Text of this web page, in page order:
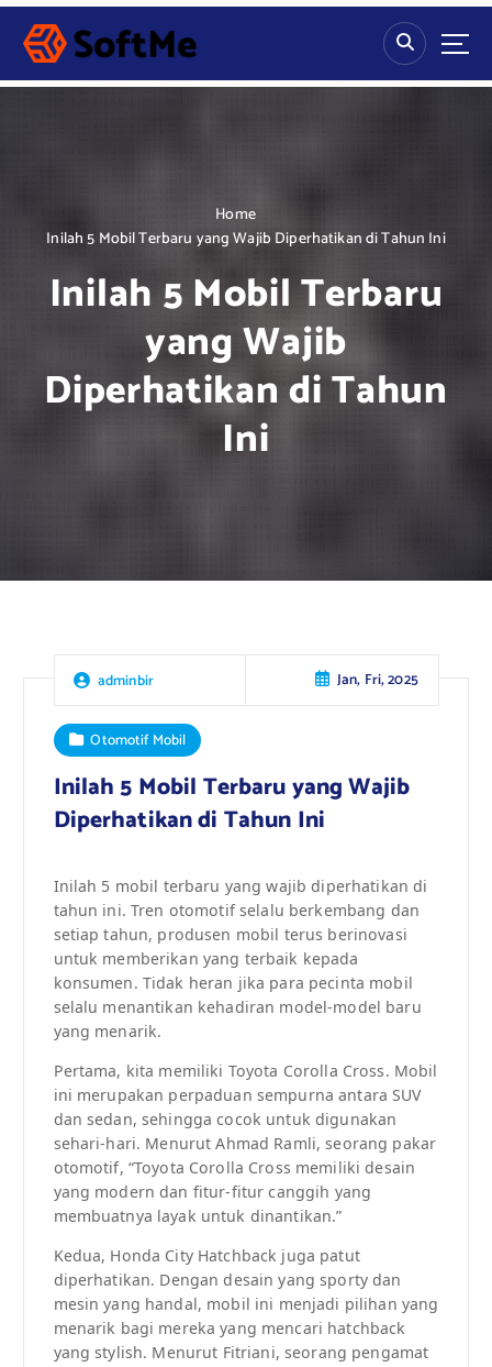
S
p
Home
Inilah 5 Mobil Terbaru yang Wajib Diperhatikan di Tahun Ini
Inilah 5 Mobil Terbaru
yang Wajib
Diperhatikan di Tahun
Ini
adminbir Jan, Fri, 2025
Otomotif Mobil
Inilah 5 Mobil Terbaru yang Wajib
Diperhatikan di Tahun Ini
Inilah 5 mobil terbaru yang wajib diperhatikan di
tahun ini. Tren otomotif selalu berkembang dan
setiap tahun, produsen mobil terus berinovasi
untuk memberikan yang terbaik kepada
konsumen. Tidak heran jika para pecinta mobil
selalu menantikan kehadiran model-model baru
yang menarik.
Pertama, kita memiliki Toyota Corolla Cross. Mobil
ini merupakan perpaduan sempurna antara SUV
dan sedan, sehingga cocok untuk digunakan
sehari-hari. Menurut Ahmad Ramli, seorang pakar
otomotif, “Toyota Corolla Cross memiliki desain
yang modern dan fitur-fitur canggih yang
membuatnya layak untuk dinantikan.”
Kedua, Honda City Hatchback juga patut
diperhatikan. Dengan desain yang sporty dan
mesin yang handal, mobil ini menjadi pilihan yang
menarik bagi mereka yang mencari hatchback
yang stylish. Menurut Fitriani, seorang pengamat